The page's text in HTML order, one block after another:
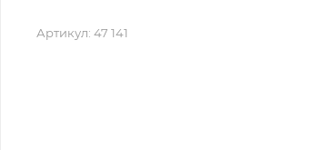
Артикул: 47 141